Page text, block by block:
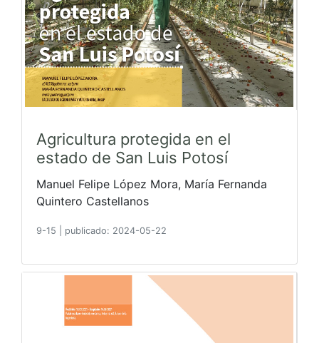
Agricultura protegida en el
estado de San Luis Potosí
Manuel Felipe López Mora, María Fernanda
Quintero Castellanos
9-15 publicado: 2024-05-22